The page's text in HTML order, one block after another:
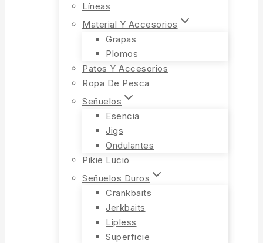
Líneas
Material Y Accesorios
Grapas
Plomos
Patos Y Accesorios
Ropa De Pesca
Señuelos
Esencia
Jigs
Ondulantes
Pikie Lucio
Señuelos Duros
Crankbaits
Jerkbaits
Lipless
Superficie